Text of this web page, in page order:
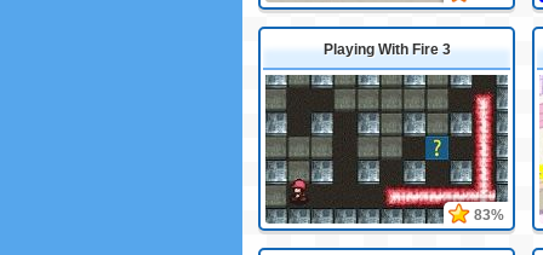
Playing With Fire 3
83%